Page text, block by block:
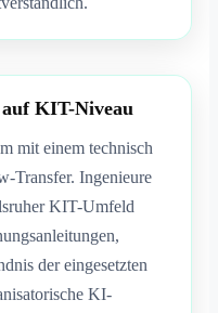
KIT-Niveau
mit einem technisch
Transfer. Ingenieure
KIT-Umfeld
der eingesetzten
KI-